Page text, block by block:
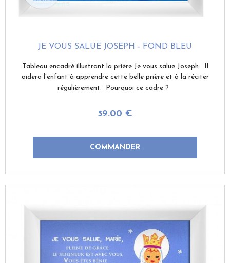
JE VOUS SALUE JOSEPH - FOND BLEU
59.00 €
Tableau encadré illustrant la prière Je vous salue Joseph. Il
aidera l'enfant à apprendre cette belle prière et à la réciter
régulièrement. Pourquoi ce cadre ?